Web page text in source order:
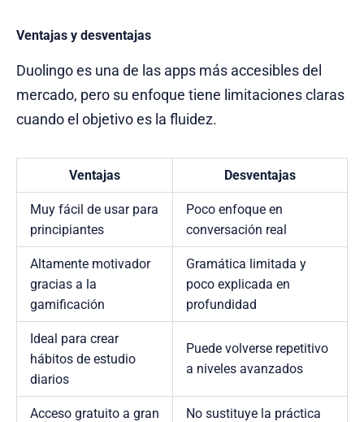
Ventajas y desventajas
Duolingo es una de las apps más accesibles del
mercado, pero su enfoque tiene limitaciones claras
cuando el objetivo es la fluidez.
Ventajas Desventajas
Muy fácil de usar para
principiantes
Poco enfoque en
conversación real
Altamente motivador
gracias a la
gamificación
Gramática limitada y
poco explicada en
profundidad
Ideal para crear
hábitos de estudio
diarios
Puede volverse repetitivo
a niveles avanzados
Acceso gratuito a gran
No sustituye la práctica